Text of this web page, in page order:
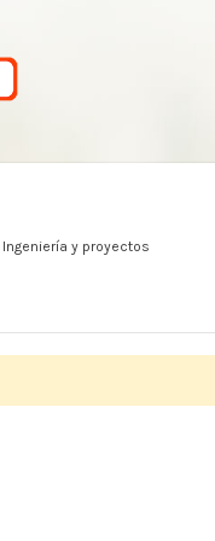
Ingeniería y proyectos